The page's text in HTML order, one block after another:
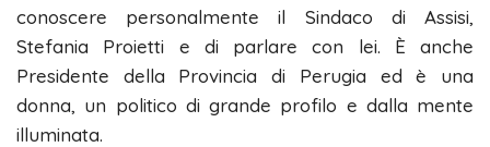
conoscere personalmente il Sindaco di Assisi,
Stefania Proietti e di parlare con lei. È anche
Presidente della Provincia di Perugia ed è una
donna, un politico di grande profilo e dalla mente
illuminata.